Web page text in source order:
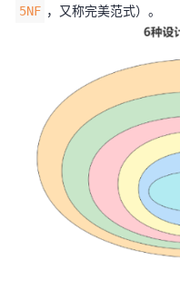
坛
圈
的
我
动
关
注
Programs
5NF ，又称完美范式）。